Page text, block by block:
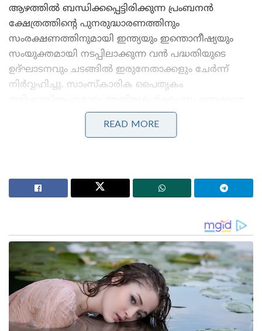
ആഴത്തിൽ ബന്ധിക്കപ്പെട്ടിരിക്കുന്ന പ്രംബനൻ
ക്ഷേത്രത്തിന്റെ പുനരുദ്ധാരണത്തിനും
സംരക്ഷണത്തിനുമായി ഇന്ത്യയും ഇന്തൊനീഷ്യയും
സംയുക്തമായി നടപ്പിലാക്കുന്ന വൻ പദ്ധതിയുടെ
ഉദ്ഘാടനവും ചടങ്ങിൽ ഇരുനേതാക്കളും ചേർന്ന്
നിർവ്വഹിച്ചു. സാംസ്കാരിക പൈതൃകം
പരസ്പരം ബന്ധിപ്പിക്കുന്നു എന്നതിന്റെ ഏറ്റവും വലിയ
തെളിവാണ് ഈ ക്ഷേത്രമെന്ന് പ്രധാനമന്ത്രി പറഞ്ഞു.
‘ഭക്ഷണം കഴിച്ചതിന് പിന്നാലെ മരണം;
‘റഷ്യയിൽ നിന്ന് ഇന്ത്യയിലേക്ക് തീവണ്ടി പാത!;
പാകിസ്താനും അഫ്ഗാനിസ്താനും വഴി പുതിയ
റെയിൽ പദ്ധതിയുമായി പുടിന്റെ ഉപപ്രധാനമന്ത്രി!
ക്ഷേത്ര സമുച്ചയത്തിൽ നടന്ന പ്രത്യേക ചടങ്ങിൽ
വികാരാധീനനായാണ് പ്രധാനമന്ത്രി സംസാരിച്ചത്.
READ MORE